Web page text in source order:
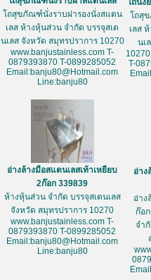
โถสุขภัณฑ์นั่งราบฝารองนั่งสแตน
เลส ห้างหุ้นส่วน จำกัด บรรจุสเต
นเลส จังหวัด สมุทรปราการ 10270
www.banjustainless.com T-
0879393870 T-0899285052
Email:banju80@Hotmail.com
Line:banju80
โถนั่ง
โถสุ
เลส
นเ
T-
อ่างล้างมือสแตนเลสเท้าเหยียบ
2ก๊อก 339839
ห้างหุ้นส่วน จำกัด บรรจุสเตนเลส
จังหวัด สมุทรปราการ 10270
www.banjustainless.com T-
0879393870 T-0899285052
Email:banju80@Hotmail.com
Line:banju80
อ่าง
อ่าง
ก๊อ
จำ